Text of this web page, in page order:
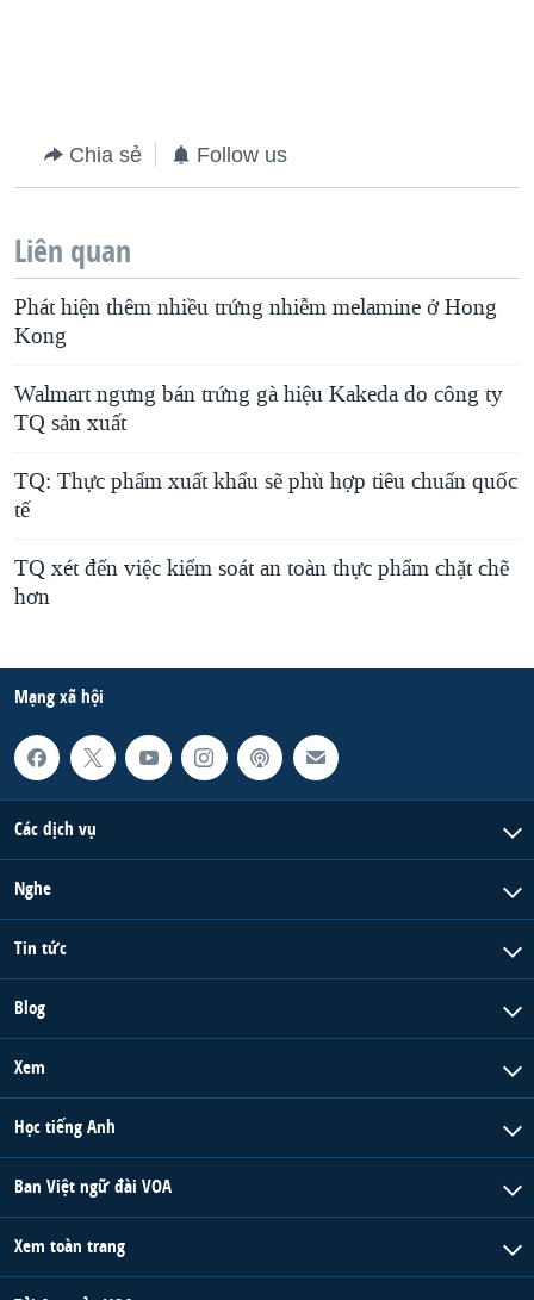
Chia sẻ Follow us
Liên quan
Phát hiện thêm nhiều trứng nhiễm melamine ở Hong
Kong
Walmart ngưng bán trứng gà hiệu Kakeda do công ty
TQ sản xuất
TQ: Thực phẩm xuất khẩu sẽ phù hợp tiêu chuẩn quốc
tế
TQ xét đến việc kiểm soát an toàn thực phẩm chặt chẽ
hơn
Mạng xã hội
Các dịch vụ
Nghe
Tin tức
Blog
Xem
Học tiếng Anh
Ban Việt ngữ đài VOA
Xem toàn trang